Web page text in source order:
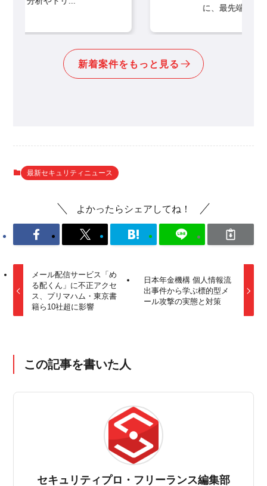
に、最先端のSIEM製品「G...
新着案件をもっと見る
最新セキュリティニュース
よかったらシェアしてね！
メール配信サービス「め
る配くん」に不正アクセ
ス、プリマハム・東京書
籍ら10社超に影響
日本年金機構 個人情報流
出事件から学ぶ標的型メ
ール攻撃の実態と対策
この記事を書いた人
セキュリティプロ・フリーランス編集部